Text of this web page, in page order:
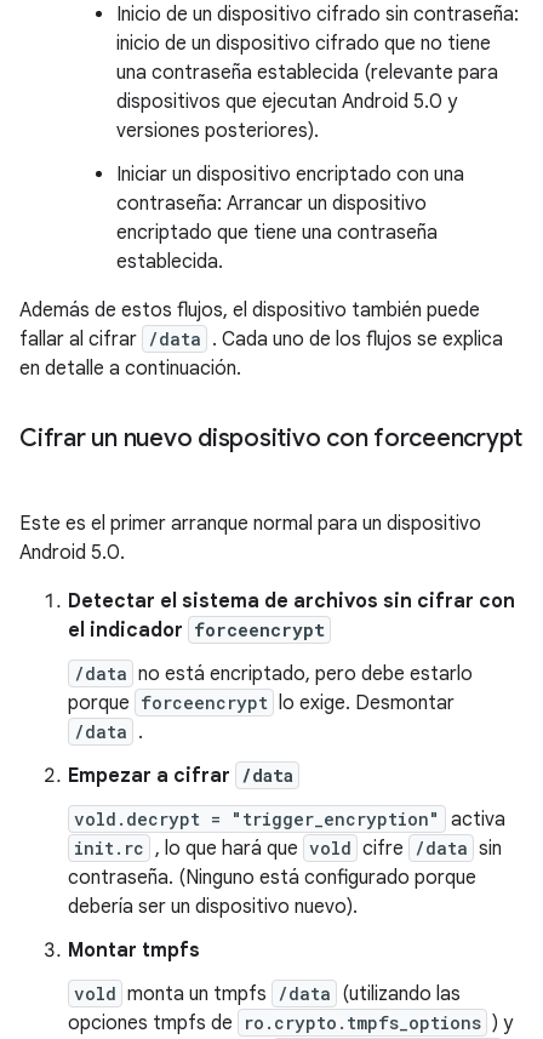
Inicio de un dispositivo cifrado sin contraseña:
inicio de un dispositivo cifrado que no tiene
una contraseña establecida (relevante para
dispositivos que ejecutan Android 5.0 y
versiones posteriores).
Iniciar un dispositivo encriptado con una
contraseña: Arrancar un dispositivo
encriptado que tiene una contraseña
establecida.
Además de estos flujos, el dispositivo también puede
fallar al cifrar /data . Cada uno de los flujos se explica
en detalle a continuación.
Cifrar un nuevo dispositivo con forceencrypt
Este es el primer arranque normal para un dispositivo
Android 5.0.
Detectar el sistema de archivos sin cifrar con
el indicador forceencrypt
/data no está encriptado, pero debe estarlo
porque forceencrypt lo exige. Desmontar
/data .
Empezar a cifrar /data
vold.decrypt = "trigger_encryption"
activa
init.rc , lo que hará que vold cifre /data sin
contraseña. (Ninguno está configurado porque
debería ser un dispositivo nuevo).
Montar tmpfs
vold monta un tmpfs /data (utilizando las
opciones tmpfs de
ro.crypto.tmpfs_options ) y